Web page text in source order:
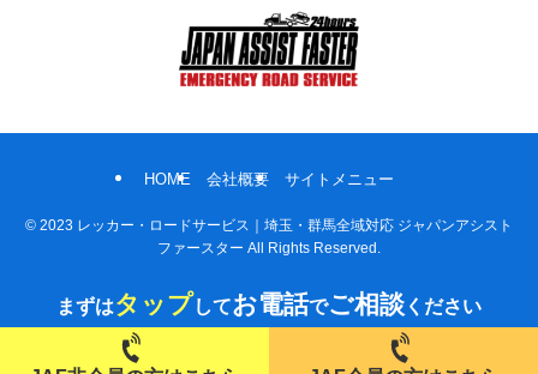
HOME 会社概要 サイトメニュー
© 2023 レッカー・ロードサービス｜埼玉・群馬全域対応 ジャパンアシスト
ファースター All Rights Reserved.
まずはタップしてお電話でご相談 ください